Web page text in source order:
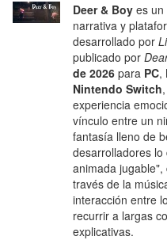
Deer & Boy es un
narrativa y
desarrollado por
publicado por
de 2026 para PC,
Nintendo Switch
experiencia
vínculo entre un
fantasía lleno de
desarrolladores
animada
través de la
interacción entre
recurrir a largas
explicativas.